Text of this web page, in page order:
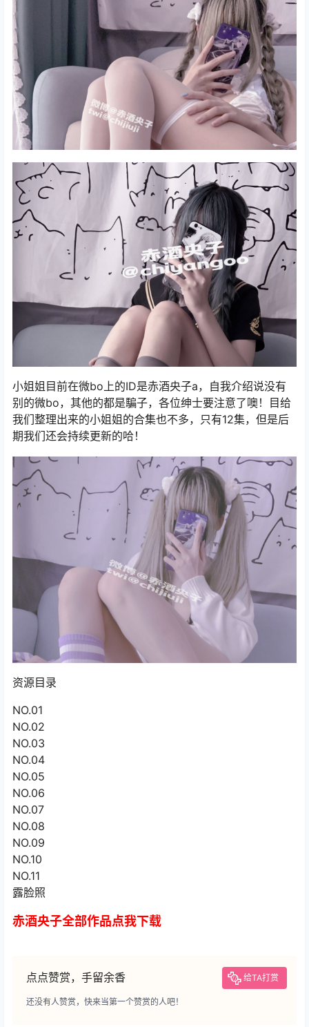
小姐姐目前在微bo上的ID是赤酒央子a，自我介绍说没有
别的微bo，其他的都是騙子，各位绅士要注意了噢！目给
我们整理出来的小姐姐的合集也不多，只有12集，但是后
期我们还会持续更新的哈！
资源目录
NO.01
NO.02
NO.03
NO.04
NO.05
NO.06
NO.07
NO.08
NO.09
NO.10
NO.11
露脸照
赤酒央子全部作品点我下载
点点赞赏，手留余香 给TA打赏
还没有人赞赏，快来当第一个赞赏的人吧！